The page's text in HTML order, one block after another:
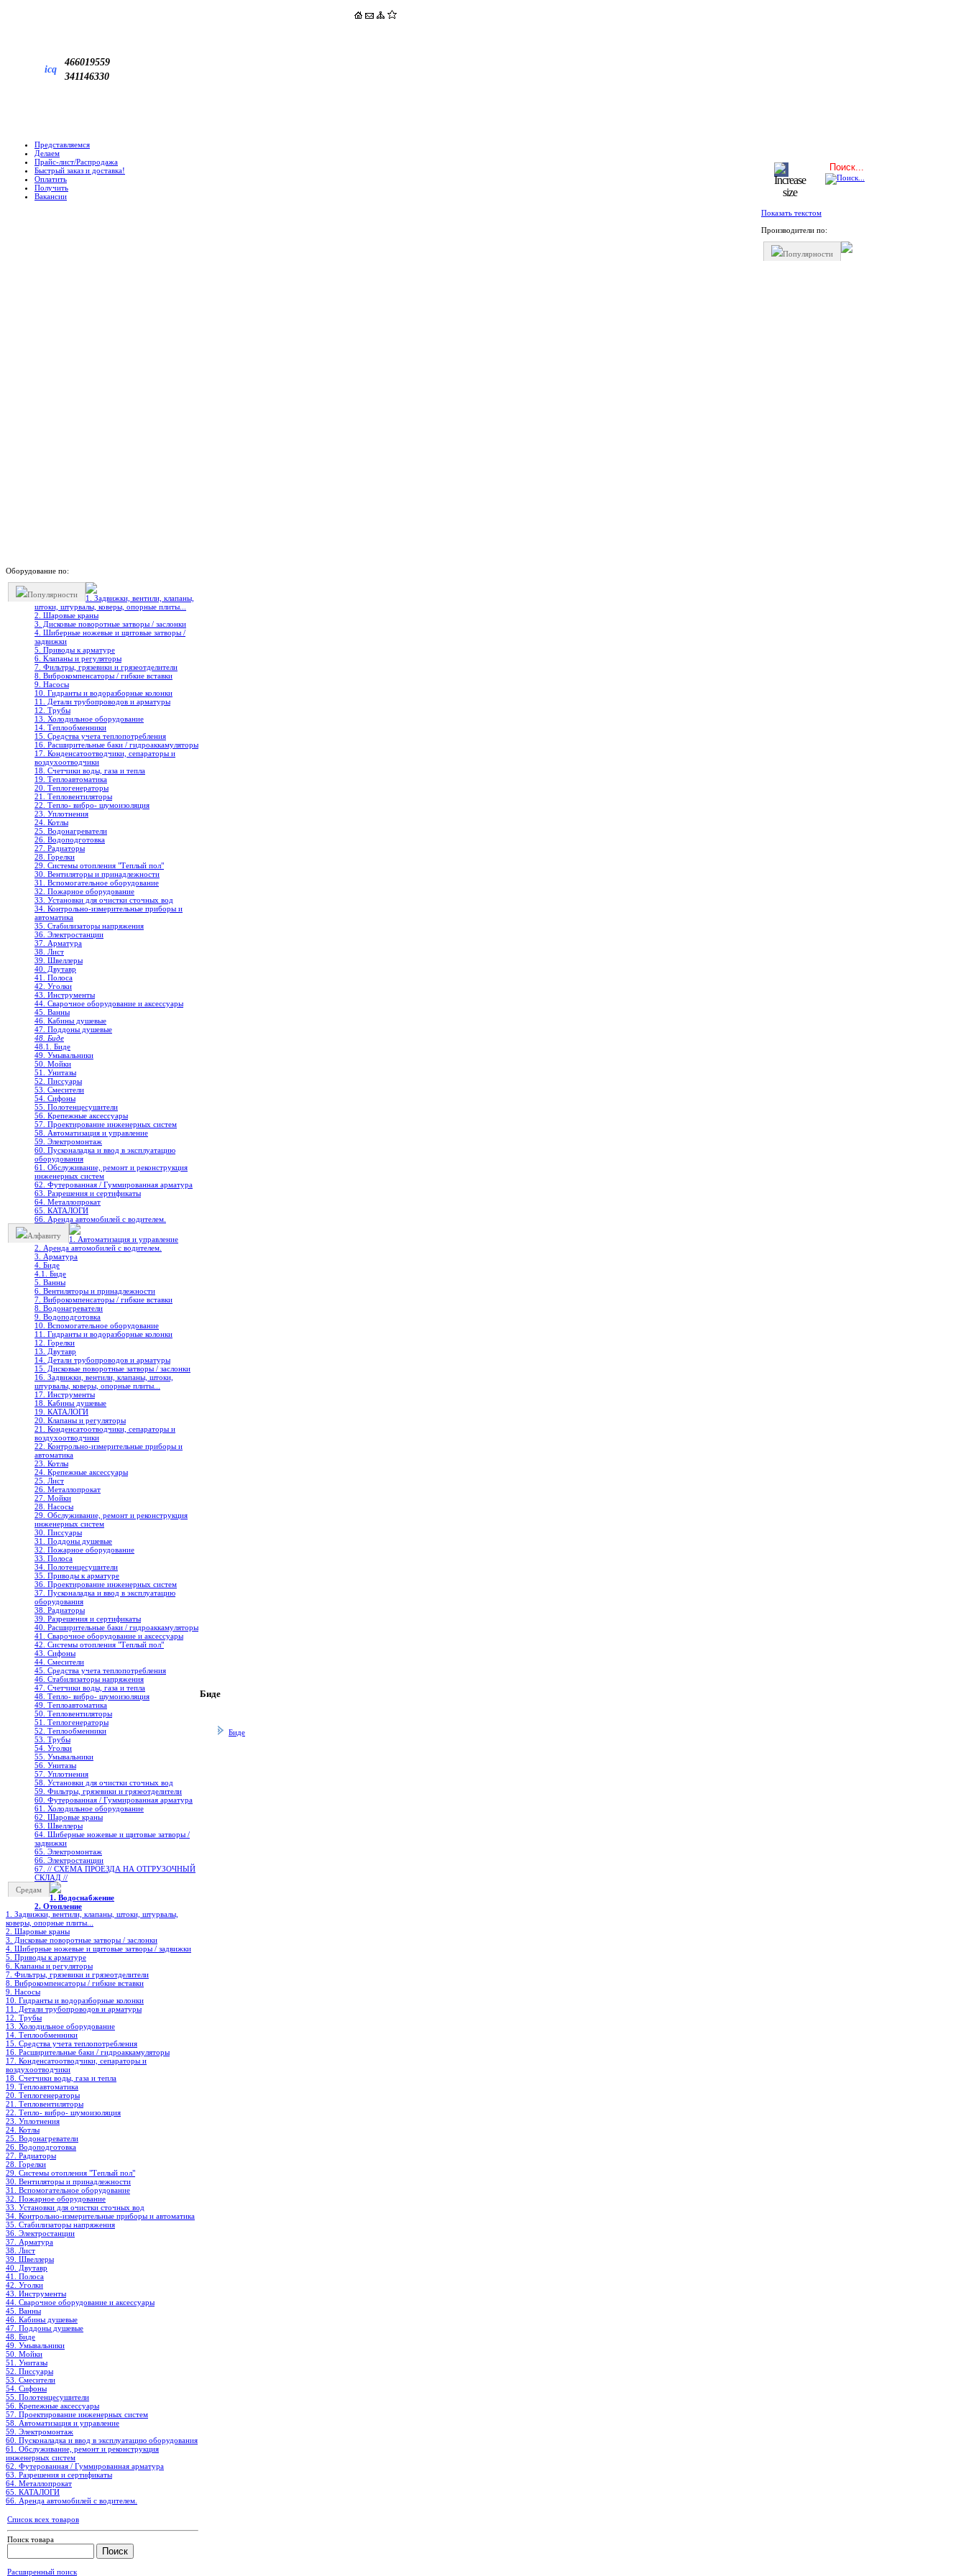
icq
466019559
341146330
Представляемся
Делаем
Прайс-лист/Распродажа
Быстрый заказ и доставка!
Оплатить
Получить
Вакансии
Оборудование по:
Популярности
1. Задвижки, вентили, клапаны,
штоки, штурвалы, коверы, опорные плиты...
2. Шаровые краны
3. Дисковые поворотные затворы / заслонки
4. Шиберные ножевые и щитовые затворы /
задвижки
5. Приводы к арматуре
6. Клапаны и регуляторы
7. Фильтры, грязевики и грязеотделители
8. Виброкомпенсаторы / гибкие вставки
9. Насосы
10. Гидранты и водоразборные колонки
11. Детали трубопроводов и арматуры
12. Трубы
13. Холодильное oборудование
14. Теплообменники
15. Средства учета теплопотребления
16. Расширительные баки / гидроаккамуляторы
17. Конденсатоотводчики, сепараторы и
воздухоотводчики
18. Счетчики воды, газа и тепла
19. Теплоавтоматика
20. Теплогенераторы
21. Тепловентиляторы
22. Тепло- вибро- шумоизоляция
23. Уплотнения
24. Котлы
25. Водонагреватели
26. Водоподготовка
27. Радиаторы
28. Горелки
29. Системы отопления "Теплый пол"
30. Вентиляторы и принадлежности
31. Вспомогательное оборудование
32. Пожарное оборудование
33. Установки для очистки сточных вод
34. Контрольно-измерительные приборы и
автоматика
35. Стабилизаторы напряжения
36. Электростанции
37. Арматура
38. Лист
39. Швеллеры
40. Двутавр
41. Полоса
42. Уголки
43. Инструменты
44. Сварочное оборудование и аксессуары
45. Ванны
46. Кабины душевые
47. Поддоны душевые
48. Биде
48.1. Биде
49. Умывальники
50. Мойки
51. Унитазы
52. Писсуары
53. Смесители
54. Сифоны
55. Полотенцесушители
56. Крепежные аксессуары
57. Проектирование инженерных систем
58. Автоматизация и управление
59. Электромонтаж
60. Пусконаладка и ввод в эксплуатацию
оборудования
61. Обслуживание, ремонт и реконструкция
инженерных систем
62. Футерованная / Гуммированная арматура
63. Разрешения и сертификаты
64. Металлопрокат
65. КАТАЛОГИ
66. Аренда автомобилей с водителем.
Алфавиту
1. Автоматизация и управление
2. Аренда автомобилей с водителем.
3. Арматура
4. Биде
4.1. Биде
5. Ванны
6. Вентиляторы и принадлежности
7. Виброкомпенсаторы / гибкие вставки
8. Водонагреватели
9. Водоподготовка
10. Вспомогательное оборудование
11. Гидранты и водоразборные колонки
12. Горелки
13. Двутавр
14. Детали трубопроводов и арматуры
15. Дисковые поворотные затворы / заслонки
16. Задвижки, вентили, клапаны, штоки,
штурвалы, коверы, опорные плиты...
17. Инструменты
18. Кабины душевые
19. КАТАЛОГИ
20. Клапаны и регуляторы
21. Конденсатоотводчики, сепараторы и
воздухоотводчики
22. Контрольно-измерительные приборы и
автоматика
23. Котлы
24. Крепежные аксессуары
25. Лист
26. Металлопрокат
27. Мойки
28. Насосы
29. Обслуживание, ремонт и реконструкция
инженерных систем
30. Писсуары
31. Поддоны душевые
32. Пожарное оборудование
33. Полоса
34. Полотенцесушители
35. Приводы к арматуре
36. Проектирование инженерных систем
37. Пусконаладка и ввод в эксплуатацию
оборудования
38. Радиаторы
39. Разрешения и сертификаты
40. Расширительные баки / гидроаккамуляторы
41. Сварочное оборудование и аксессуары
42. Системы отопления "Теплый пол"
43. Сифоны
44. Смесители
45. Средства учета теплопотребления
46. Стабилизаторы напряжения
47. Счетчики воды, газа и тепла
48. Тепло- вибро- шумоизоляция
49. Теплоавтоматика
50. Тепловентиляторы
51. Теплогенераторы
52. Теплообменники
53. Трубы
54. Уголки
55. Умывальники
56. Унитазы
57. Уплотнения
58. Установки для очистки сточных вод
59. Фильтры, грязевики и грязеотделители
60. Футерованная / Гуммированная арматура
61. Холодильное oборудование
62. Шаровые краны
63. Швеллеры
64. Шиберные ножевые и щитовые затворы /
задвижки
65. Электромонтаж
66. Электростанции
67. // СХЕМА ПРОЕЗДА НА ОТГРУЗОЧНЫЙ
СКЛАД //
Средам
1. Водоснабжение
2. Отопление
1. Задвижки, вентили, клапаны, штоки, штурвалы,
коверы, опорные плиты...
2. Шаровые краны
3. Дисковые поворотные затворы / заслонки
4. Шиберные ножевые и щитовые затворы / задвижки
5. Приводы к арматуре
6. Клапаны и регуляторы
7. Фильтры, грязевики и грязеотделители
8. Виброкомпенсаторы / гибкие вставки
9. Насосы
10. Гидранты и водоразборные колонки
11. Детали трубопроводов и арматуры
12. Трубы
13. Холодильное oборудование
14. Теплообменники
15. Средства учета теплопотребления
16. Расширительные баки / гидроаккамуляторы
17. Конденсатоотводчики, сепараторы и
воздухоотводчики
18. Счетчики воды, газа и тепла
19. Теплоавтоматика
20. Теплогенераторы
21. Тепловентиляторы
22. Тепло- вибро- шумоизоляция
23. Уплотнения
24. Котлы
25. Водонагреватели
26. Водоподготовка
27. Радиаторы
28. Горелки
29. Системы отопления "Теплый пол"
30. Вентиляторы и принадлежности
31. Вспомогательное оборудование
32. Пожарное оборудование
33. Установки для очистки сточных вод
34. Контрольно-измерительные приборы и автоматика
35. Стабилизаторы напряжения
36. Электростанции
37. Арматура
38. Лист
39. Швеллеры
40. Двутавр
41. Полоса
42. Уголки
43. Инструменты
44. Сварочное оборудование и аксессуары
45. Ванны
46. Кабины душевые
47. Поддоны душевые
48. Биде
49. Умывальники
50. Мойки
51. Унитазы
52. Писсуары
53. Смесители
54. Сифоны
55. Полотенцесушители
56. Крепежные аксессуары
57. Проектирование инженерных систем
58. Автоматизация и управление
59. Электромонтаж
60. Пусконаладка и ввод в эксплуатацию оборудования
61. Обслуживание, ремонт и реконструкция
инженерных систем
62. Футерованная / Гуммированная арматура
63. Разрешения и сертификаты
64. Металлопрокат
65. КАТАЛОГИ
66. Аренда автомобилей с водителем.
Список всех товаров
Поиск товара
Расширенный поиск
Биде
Биде
Показать текстом
Производители по:
Популярности